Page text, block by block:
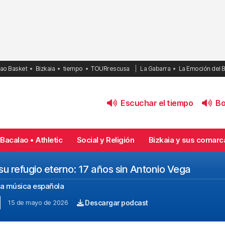
Basket Bizkaia tiempo TOURrescusa La Gabarra La Emoción del
Escuchar el tiempo
Bacalao • Athletic Social y Religión Bizkaia y sus
refugio eterno: 17 años sin Antonio Vega
música española
15 de mayo de 2026 Descargar podcast